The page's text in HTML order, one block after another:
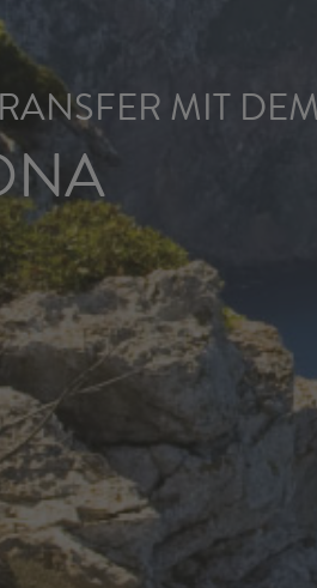
MIT